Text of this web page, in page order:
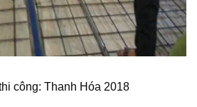
công: Thanh Hóa 2018